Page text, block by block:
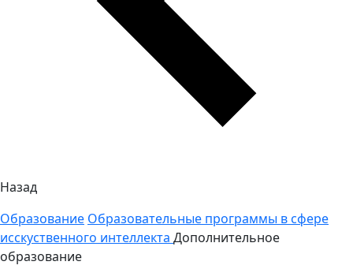
Назад
Образование Образовательные программы в сфере
исскуственного интеллекта Дополнительное
образование